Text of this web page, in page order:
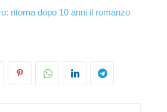
ritorna dopo 10 anni il romanzo